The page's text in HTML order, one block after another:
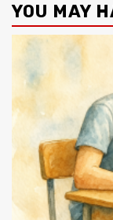
YOU MAY